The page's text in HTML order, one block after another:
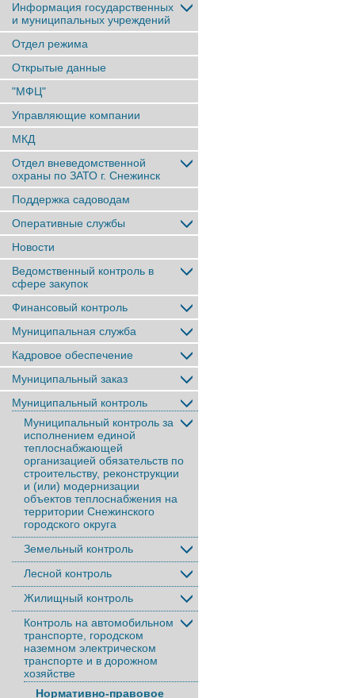
Информация государственных
и муниципальных учреждений
Отдел режима
Открытые данные
"МФЦ"
Управляющие компании
МКД
Отдел вневедомственной
охраны по ЗАТО г. Снежинск
Поддержка садоводам
Оперативные службы
Новости
Ведомственный контроль в
сфере закупок
Финансовый контроль
Муниципальная служба
Кадровое обеспечение
Муниципальный заказ
Муниципальный контроль
Муниципальный контроль за
исполнением единой
теплоснабжающей
организацией обязательств по
строительству, реконструкции
и (или) модернизации
объектов теплоснабжения на
территории Снежинского
городского округа
Земельный контроль
Лесной контроль
Жилищный контроль
Контроль на автомобильном
транспорте, городском
наземном электрическом
транспорте и в дорожном
хозяйстве
Нормативно-правовое